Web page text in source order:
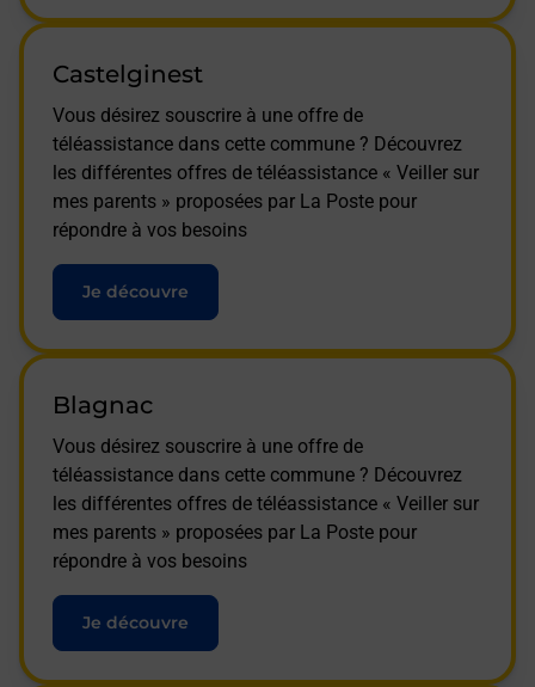
Castelginest
Vous désirez souscrire à une offre de
téléassistance dans cette commune ? Découvrez
les différentes offres de téléassistance « Veiller sur
mes parents » proposées par La Poste pour
répondre à vos besoins
Je découvre
Blagnac
Vous désirez souscrire à une offre de
téléassistance dans cette commune ? Découvrez
les différentes offres de téléassistance « Veiller sur
mes parents » proposées par La Poste pour
répondre à vos besoins
Je découvre